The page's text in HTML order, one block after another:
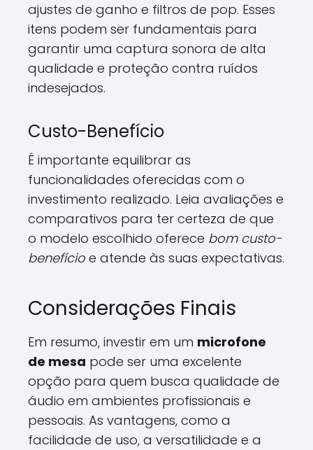
ajustes de ganho e filtros de pop. Esses
itens podem ser fundamentais para
garantir uma captura sonora de alta
qualidade e proteção contra ruídos
indesejados.
Custo-Benefício
É importante equilibrar as
funcionalidades oferecidas com o
investimento realizado. Leia avaliações e
comparativos para ter certeza de que
o modelo escolhido oferece bom custo-
benefício e atende às suas expectativas.
Considerações Finais
Em resumo, investir em um microfone
de mesa pode ser uma excelente
opção para quem busca qualidade de
áudio em ambientes profissionais e
pessoais. As vantagens, como a
facilidade de uso, a versatilidade e a